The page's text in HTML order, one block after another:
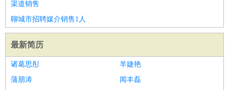
渠道销售
聊城市招聘媒介销售1人
最新简历
诸葛思彤
羊婕艳
蒲朋涛
闻丰磊